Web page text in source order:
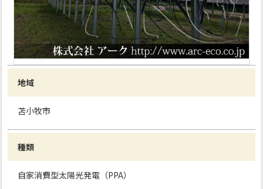
地域
苫小牧市
種類
自家消費型太陽光発電（PPA）